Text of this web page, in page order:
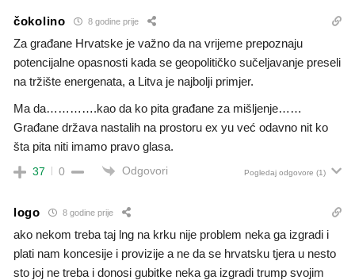
čokolino 8 godine prije
Za građane Hrvatske je važno da na vrijeme prepoznaju
potencijalne opasnosti kada se geopolitičko sučeljavanje preseli
na tržište energenata, a Litva je najbolji primjer.
Ma da………….kao da ko pita građane za mišljenje……
Građane država nastalih na prostoru ex yu već odavno nit ko
šta pita niti imamo pravo glasa.
37 0 Odgovori Pogledaj odgovore (1)
logo 8 godine prije
ako nekom treba taj lng na krku nije problem neka ga izgradi i
plati nam koncesije i provizije a ne da se hrvatsku tjera u nesto
sto joj ne treba i donosi gubitke neka ga izgradi trump svojim